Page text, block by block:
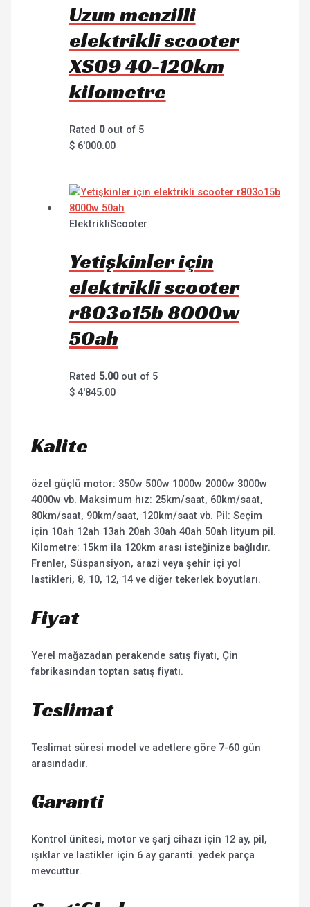
Uzun menzilli
elektrikli scooter
XS09 40-120km
kilometre
Rated 0out of 5
$6'000.00
ElektrikliScooter
Yetişkinler için
elektrikli scooter
r803o15b 8000w
50ah
Rated 5.00out of 5
$4'845.00
Kalite
özel güçlü motor: 350w 500w 1000w 2000w 3000w
4000w vb. Maksimum hız: 25km/saat, 60km/saat,
80km/saat, 90km/saat, 120km/saat vb. Pil: Seçim
için 10ah 12ah 13ah 20ah 30ah 40ah 50ah lityum pil.
Kilometre: 15km ila 120km arası isteğinize bağlıdır.
Frenler, Süspansiyon, arazi veya şehir içi yol
lastikleri, 8, 10, 12, 14 ve diğer tekerlek boyutları.
Fiyat
Yerel mağazadan perakende satış fiyatı, Çin
fabrikasından toptan satış fiyatı.
Teslimat
Teslimat süresi model ve adetlere göre 7-60 gün
arasındadır.
Garanti
Kontrol ünitesi, motor ve şarj cihazı için 12 ay, pil,
ışıklar ve lastikler için 6 ay garanti. yedek parça
mevcuttur.